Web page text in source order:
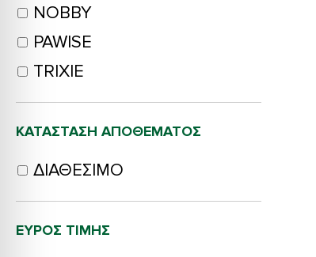
ΕΎΡΟΣ ΤΙΜΉΣ
NOBBY
PAWISE
TRIXIE
ΚΑΤΆΣΤΑΣΗ ΑΠΟΘΈΜΑΤΟΣ
ΔΙΑΘΈΣΙΜΟ